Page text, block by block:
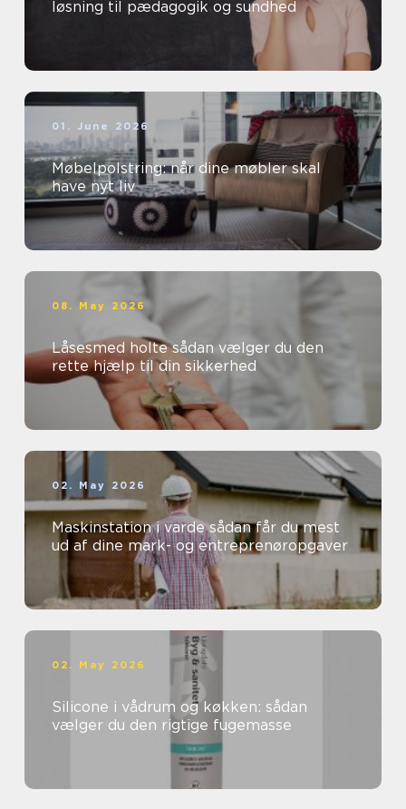
løsning til pædagogik og sundhed
01. June 2026
Møbelpolstring: når dine møbler skal
have nyt liv
08. May 2026
Låsesmed holte sådan vælger du den
rette hjælp til din sikkerhed
02. May 2026
Maskinstation i varde sådan får du mest
ud af dine mark- og entreprenøropgaver
02. May 2026
Silicone i vådrum og køkken: sådan
vælger du den rigtige fugemasse